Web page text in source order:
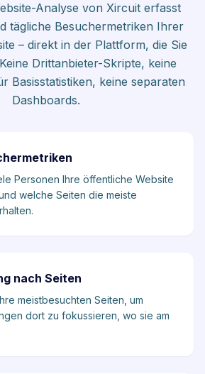
Analyse von Xircuit erfasst
tägliche Besuchermetriken Ihrer
– direkt in der Plattform, die Sie
Drittanbieter-Skripte, keine
Basisstatistiken, keine separaten
Dashboards.
Personen Ihre öffentliche Website
welche Seiten die meiste
nach Seiten
meistbesuchten Seiten, um
dort zu fokussieren, wo sie am